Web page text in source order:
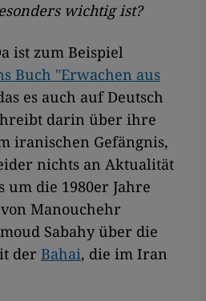
wichtig ist?
ist zum Beispiel
Buch "Erwachen aus
es auch auf Deutsch
darin über ihre
iranischen Gefängnis,
nichts an Aktualität
die 1980er Jahre
Manouchehr
Sabahy über die
der Bahai, die im Iran